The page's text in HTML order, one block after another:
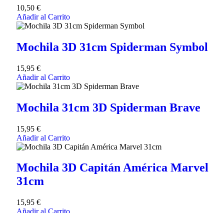
10,50 €
Añadir al Carrito
Mochila 3D 31cm Spiderman Symbol
15,95 €
Añadir al Carrito
Mochila 31cm 3D Spiderman Brave
15,95 €
Añadir al Carrito
Mochila 3D Capitán América Marvel
31cm
15,95 €